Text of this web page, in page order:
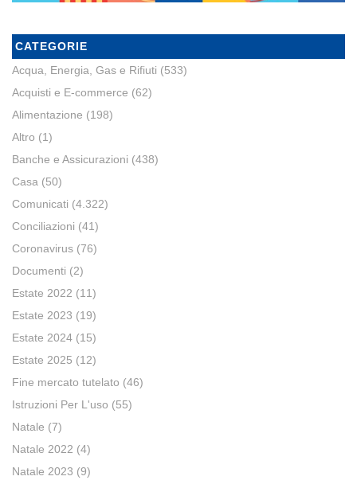
CATEGORIE
Acqua, Energia, Gas e Rifiuti (533)
Acquisti e E-commerce (62)
Alimentazione (198)
Altro (1)
Banche e Assicurazioni (438)
Casa (50)
Comunicati (4.322)
Conciliazioni (41)
Coronavirus (76)
Documenti (2)
Estate 2022 (11)
Estate 2023 (19)
Estate 2024 (15)
Estate 2025 (12)
Fine mercato tutelato (46)
Istruzioni Per L'uso (55)
Natale (7)
Natale 2022 (4)
Natale 2023 (9)